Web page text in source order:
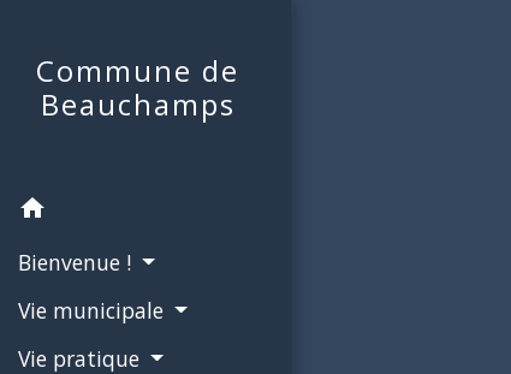
Commune de
Beauchamps
home
Bienvenue !
Vie municipale
Vie pratique